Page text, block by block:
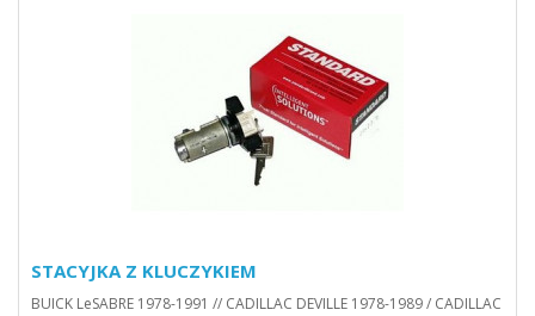
STACYJKA Z KLUCZYKIEM
BUICK LeSABRE 1978-1991 // CADILLAC DEVILLE 1978-1989 / CADILLAC